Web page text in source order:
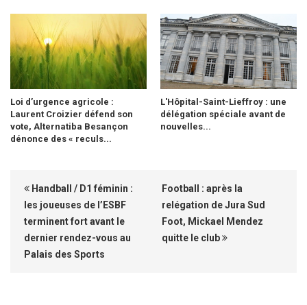
Loi d’urgence agricole :
Laurent Croizier défend son
vote, Alternatiba Besançon
dénonce des « reculs...
L'Hôpital-Saint-Lieffroy : une
délégation spéciale avant de
nouvelles...
Handball / D1 féminin :
les joueuses de l’ESBF
terminent fort avant le
dernier rendez-vous au
Palais des Sports
Football : après la
relégation de Jura Sud
Foot, Mickael Mendez
quitte le club